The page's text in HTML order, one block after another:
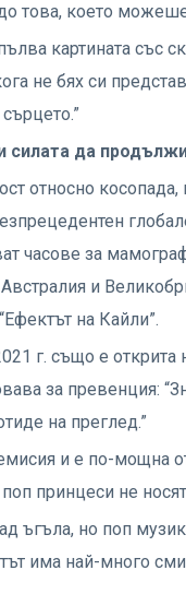
това, което
картината със
не бях си
силата да
относно
часове за
и
на Кайли”.
г. също е
за превенция:
на преглед.”
и е по-мощна
поп принцеси не
ъгъла, но поп
има най-много